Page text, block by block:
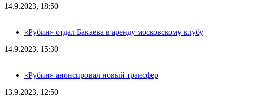
14.9.2023, 18:50
«Рубин» отдал Бакаева в аренду московскому клубу
14.9.2023, 15:30
«Рубин» анонсировал новый трансфер
13.9.2023, 12:50